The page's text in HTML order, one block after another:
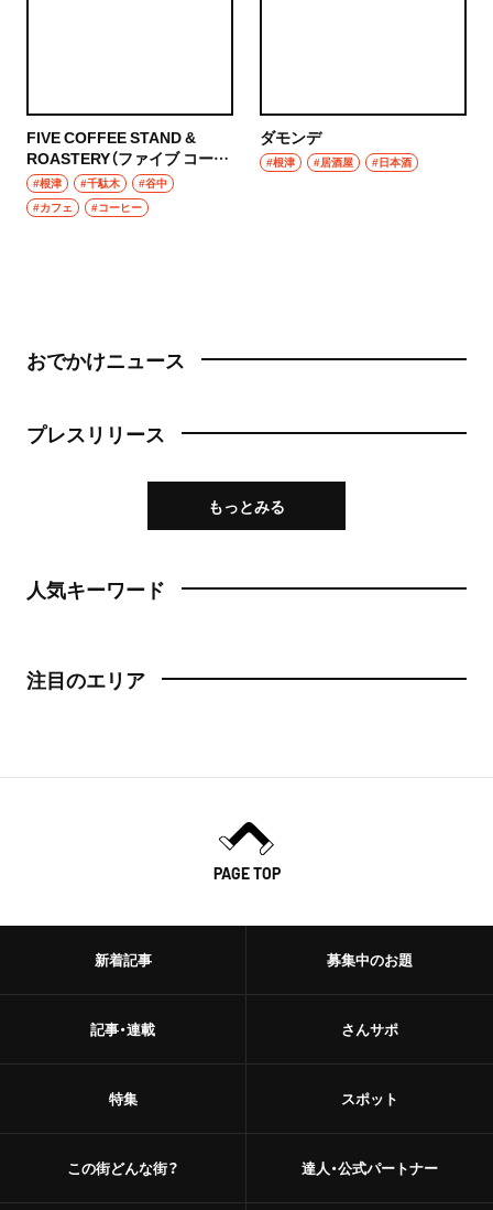
FIVE COFFEE STAND &
ROASTERY（ファイブ コーヒ
ー スタンド ロースタリー）
#根津 #千駄木
#谷中
#カフェ
#コーヒー
ダモンデ
#根津 #居酒屋 #日本酒
おでかけニュース
プレスリリース
もっとみる
人気キーワード
注目のエリア
PAGE TOP
新着記事
記事・連載
特集
この街どんな街？
募集中のお題
さんサポ
スポット
達人・公式パートナー